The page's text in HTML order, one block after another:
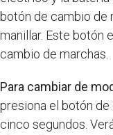
botón de cambio de
manillar. Este botón
cambio de marchas.
Para cambiar de
presiona el botón
cinco segundos.